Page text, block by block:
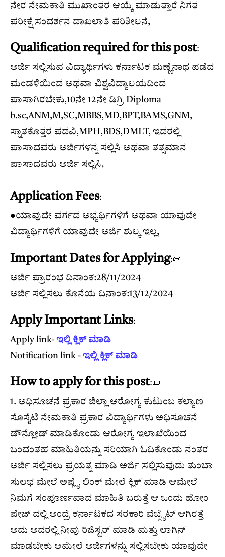
ನೇರ ನೇಮಕಾತಿ ಮುಖಾಂತರ ಆಯ್ಕೆ ಮಾಡುತ್ತಾರೆ ನಿಗತ
ಪರೀಕ್ಷೆ ಸಂದರ್ಶನ ದಾಖಲಾತಿ ಪರಿಶೀಲನೆ,
Qualification required for this post:
ಅರ್ಜಿ ಸಲ್ಲಿಸುವ ವಿದ್ಯಾರ್ಥಿಗಳು ಕರ್ನಾಟಕ ಮಣ್ಣೆನಾಥ ಪಡೆದ
ಮಂಡಳಿಯಿಂದ ಅಥವಾ ವಿಶ್ವವಿದ್ಯಾಲಯದಿಂದ
ಪಾಸಾಗಿರಬೇಕು,10ನೇ 12ನೇ ಡಿಗ್ರಿ Diploma
b.sc,ANM,M,SC,MBBS,MD,BPT,BAMS,GNM,
ಸ್ನಾತಕೊತ್ತರ ಪದವಿ,MPH,BDS,DMLT, ಇದರಲ್ಲಿ
ಪಾಸಾದವರು ಅರ್ಜಿಗಳನ್ನ ಸಲ್ಲಿಸಿ ಅಥವಾ ತತ್ಸಮಾನ
ಪಾಸಾದವರು ಅರ್ಜಿ ಸಲ್ಲಿಸಿ,
Application Fees:
●ಯಾವುದೇ ವರ್ಗದ ಅಭ್ಯರ್ಥಿಗಳಿಗೆ ಅಥವಾ ಯಾವುದೇ
ವಿದ್ಯಾರ್ಥಿಗಳಿಗೆ ಯಾವುದೇ ಅರ್ಜಿ ಶುಲ್ಕ ಇಲ್ಲ,
Important Dates for Applying:📜
ಅರ್ಜಿ ಪ್ರಾರಂಭ ದಿನಾಂಕ:28/11/2024
ಅರ್ಜಿ ಸಲ್ಲಿಸಲು ಕೊನೆಯ ದಿನಾಂಕ:13/12/2024
Apply Important Links:
Apply link- ಇಲ್ಲಿ ಕ್ಲಿಕ್ ಮಾಡಿ
Notification link - ಇಲ್ಲಿ ಕ್ಲಿಕ್ ಮಾಡಿ
How to apply for this post:📜
1. ಅಧಿಸೂಚನೆ ಪ್ರಕಾರ ಜಿಲ್ಲಾ ಆರೋಗ್ಯ ಕುಟುಂಬ ಕಲ್ಯಾಣ
ಸೊಸೈಟಿ ನೇಮಕಾತಿ ಪ್ರಕಾರ ವಿದ್ಯಾರ್ಥಿಗಳು ಅಧಿಸೂಚನೆ
ಡೌನ್ಲೋಡ್ ಮಾಡಿಕೊಂಡು ಆರೋಗ್ಯ ಇಲಾಖೆಯಿಂದ
ಬಂದಂತಹ ಮಾಹಿತಿಯನ್ನು ಸರಿಯಾಗಿ ಓದಿಕೊಂಡು ನಂತರ
ಅರ್ಜಿ ಸಲ್ಲಿಸಲು ಪ್ರಯತ್ನ ಮಾಡಿ ಅರ್ಜಿ ಸಲ್ಲಿಸುವುದು ತುಂಬಾ
ಸುಲಭ ಮೇಲೆ ಅಪ್ಲೈ ಲಿಂಕ್ ಮೇಲೆ ಕ್ಲಿಕ್ ಮಾಡಿ ಆಮೇಲೆ
ನಿಮಗೆ ಸಂಪೂರ್ಣವಾದ ಮಾಹಿತಿ ಬರುತ್ತೆ ಆ ಒಂದು ಹೋಂ
ಪೇಜ್ ದಲ್ಲಿ ಅಂದ್ರೆ ಕರ್ನಾಟಕದ ಸರಕಾರಿ ವೆಬ್ಸೈಟ್ ಆಗಿರತ್ತೆ
ಅದು ಅದರಲ್ಲಿ ನೀವು ರಿಜಿಸ್ಟರ್ ಮಾಡಿ ಮತ್ತು ಲಾಗಿನ್
ಮಾಡಬೇಕು ಆಮೇಲೆ ಅರ್ಜಿಗಳನ್ನು ಸಲ್ಲಿಸಬೇಕು ಯಾವುದೇ